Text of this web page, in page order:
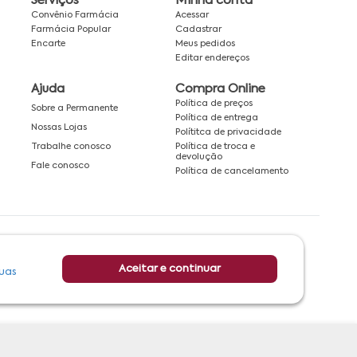
Aceitar e continuar
Convênio Farmácia
Farmácia Popular
Encarte
Acessar
Cadastrar
Meus pedidos
Editar endereços
Ajuda
Sobre a Permanente
Nossas Lojas
Trabalhe conosco
Fale conosco
Compra Online
Política de preços
Política de entrega
Polítitca de privacidade
Política de troca e
devolução
Política de cancelamento